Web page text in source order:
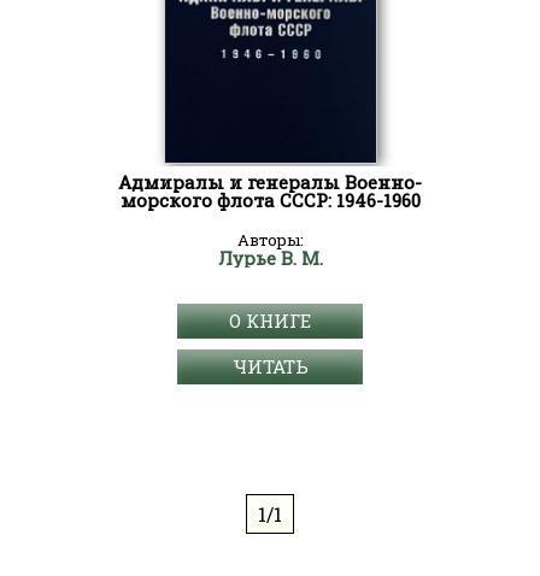
Адмиралы и генералы Военно-
морского флота СССР: 1946-1960
Авторы:
Лурье В. М.
О КНИГЕ
ЧИТАТЬ
1/1